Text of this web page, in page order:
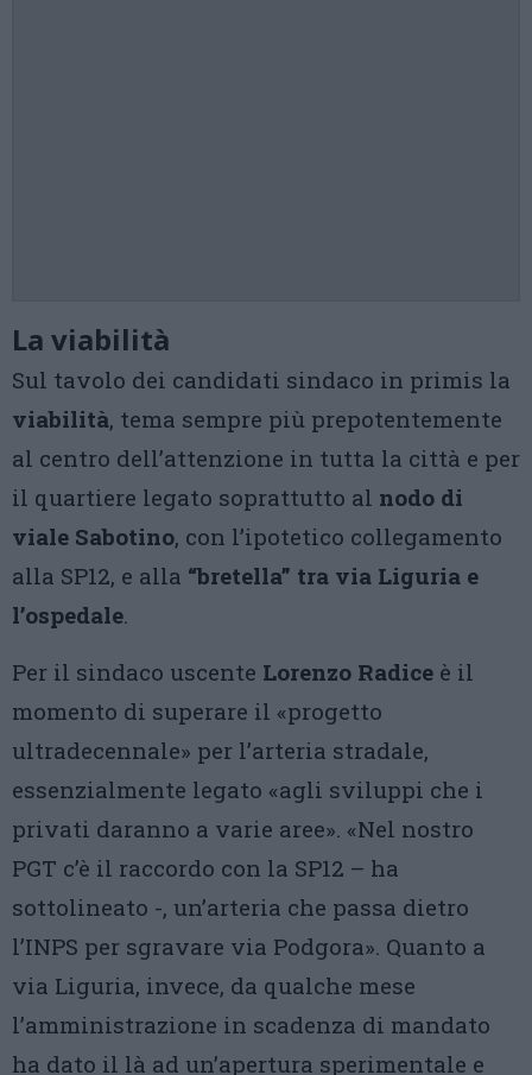
La viabilità
Sul tavolo dei candidati sindaco in primis la
viabilità, tema sempre più prepotentemente
al centro dell’attenzione in tutta la città e per
il quartiere legato soprattutto al nodo di
viale Sabotino, con l’ipotetico collegamento
alla SP12, e alla “bretella” tra via Liguria e
l’ospedale.
Per il sindaco uscente Lorenzo Radice è il
momento di superare il «progetto
ultradecennale» per l’arteria stradale,
essenzialmente legato «agli sviluppi che i
privati daranno a varie aree». «Nel nostro
PGT c’è il raccordo con la SP12 – ha
sottolineato -, un’arteria che passa dietro
l’INPS per sgravare via Podgora». Quanto a
via Liguria, invece, da qualche mese
l’amministrazione in scadenza di mandato
ha dato il là ad un’apertura sperimentale e